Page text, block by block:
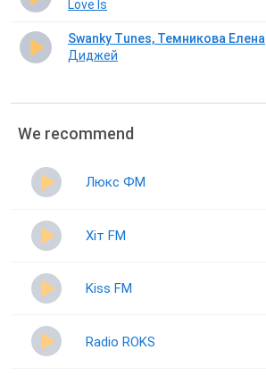
Love Is
Swanky Tunes, Темникова Елена
Диджей
We recommend
Люкс ФМ
Хіт FM
Kiss FM
Radio ROKS